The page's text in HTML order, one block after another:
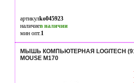
артикулko045923
наличиев наличии
мин опт.1
МЫШЬ КОМПЬЮТЕРНАЯ LOGITECH
MOUSE M170